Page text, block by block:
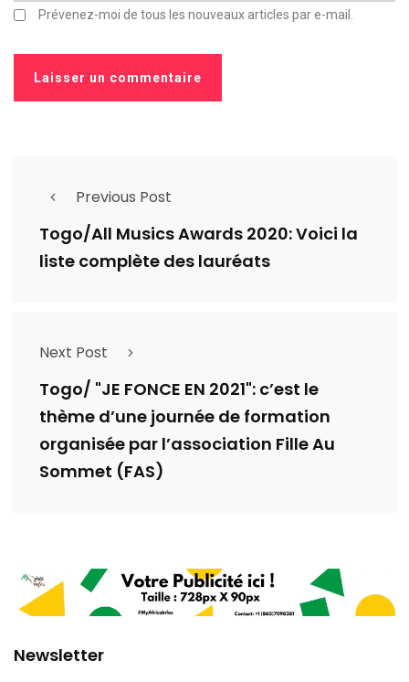
Prévenez-moi de tous les nouveaux articles par e-mail.
Previous Post
Togo/All Musics Awards 2020: Voici la
liste complète des lauréats
Next Post
Togo/ "JE FONCE EN 2021": c’est le
thème d’une journée de formation
organisée par l’association Fille Au
Sommet (FAS)
Newsletter